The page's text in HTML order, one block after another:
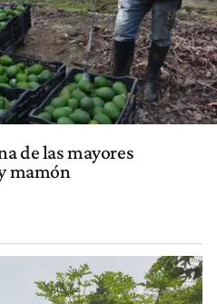
de las mayores
mamón